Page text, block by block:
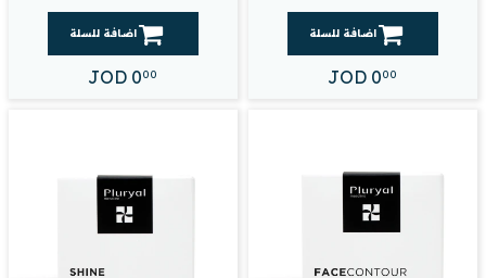
اضافة للسلة
JOD 000
اضافة للسلة
JOD 000